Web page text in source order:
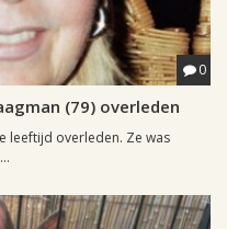
0
(79) overleden
leeftijd overleden. Ze was